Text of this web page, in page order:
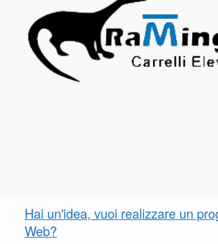
Hai un'idea, vuoi realizzare un
Web?